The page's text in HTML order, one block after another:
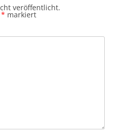
veröffentlicht.
* markiert